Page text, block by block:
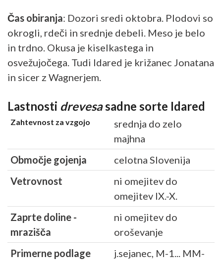
Čas obiranja: Dozori sredi oktobra. Plodovi so
okrogli, rdeči in srednje debeli. Meso je belo
in trdno. Okusa je kiselkastega in
osvežujočega. Tudi Idared je križanec Jonatana
in sicer z Wagnerjem.
Lastnosti drevesasadne sorte Idared
Zahtevnost za vzgojo
srednja do zelo
majhna
Območje gojenja
celotna Slovenija
Vetrovnost
ni omejitev do
omejitev IX.-X.
Zaprte doline -
mrazišča
ni omejitev do
oroševanje
Primerne podlage
j.sejanec, M-1... MM-